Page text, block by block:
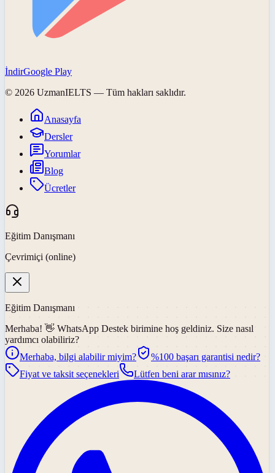
İndirGoogle Play
© 2026 UzmanIELTS — Tüm hakları saklıdır.
Anasayfa
Dersler
Yorumlar
Blog
Ücretler
Eğitim Danışmanı
Çevrimiçi (online)
Eğitim Danışmanı
Merhaba! 👋 WhatsApp Destek birimine hoş geldiniz. Size nasıl
yardımcı olabiliriz?
Merhaba, bilgi alabilir miyim?
%100 başarı garantisi nedir?
Fiyat ve taksit seçenekleri
Lütfen beni arar mısınız?